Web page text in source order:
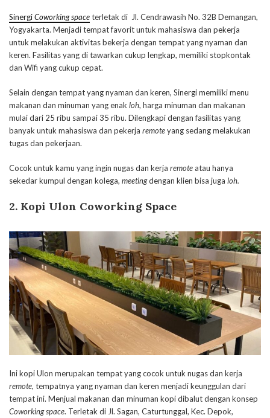
SinergiCoworking spaceterletak di Jl. Cendrawasih No. 32B Demangan,
Yogyakarta. Menjadi tempat favorit untuk mahasiswa dan pekerja
untuk melakukan aktivitas bekerja dengan tempat yang nyaman dan
keren. Fasilitas yang di tawarkan cukup lengkap, memiliki stopkontak
dan Wifi yang cukup cepat.
Selain dengan tempat yang nyaman dan keren, Sinergi memiliki menu
makanan dan minuman yang enak loh, harga minuman dan makanan
mulai dari 25 ribu sampai 35 ribu. Dilengkapi dengan fasilitas yang
banyak untuk mahasiswa dan pekerja remoteyang sedang melakukan
tugas dan pekerjaan.
Cocok untuk kamu yang ingin nugas dan kerja remoteatau hanya
sekedar kumpul dengan kolega, meetingdengan klien bisa juga loh.
2. Kopi Ulon Coworking Space
Ini kopi Ulon merupakan tempat yang cocok untuk nugas dan kerja
remote, tempatnya yang nyaman dan keren menjadi keunggulan dari
tempat ini. Menjual makanan dan minuman kopi dibalut dengan konsep
Coworking space. Terletak di Jl. Sagan, Caturtunggal, Kec. Depok,